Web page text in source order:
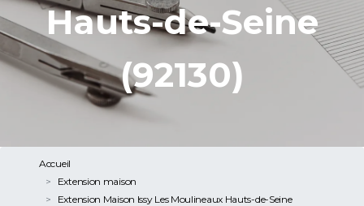
Hauts-de-Seine
(92130)
Accueil
Extension maison
Extension Maison Issy Les Moulineaux Hauts-de-Seine